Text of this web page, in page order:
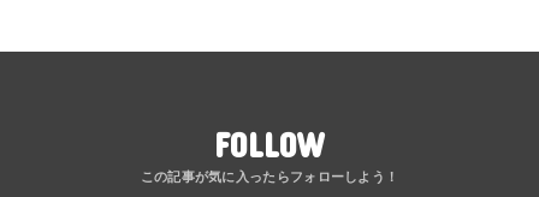
FOLLOW